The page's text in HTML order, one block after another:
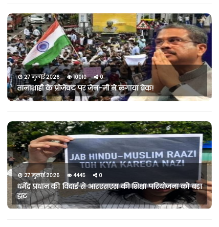
27 जुलाई 2026 10010 0
तानाशाही के प्रोजेक्ट पर जेन-ज़ी ने लगाया ब्रेक!
27 जुलाई 2026 4445 0
धर्मेंद्र प्रधान की विदाई से आरएसएस की शिक्षा परियोजना को बड़ा
झट